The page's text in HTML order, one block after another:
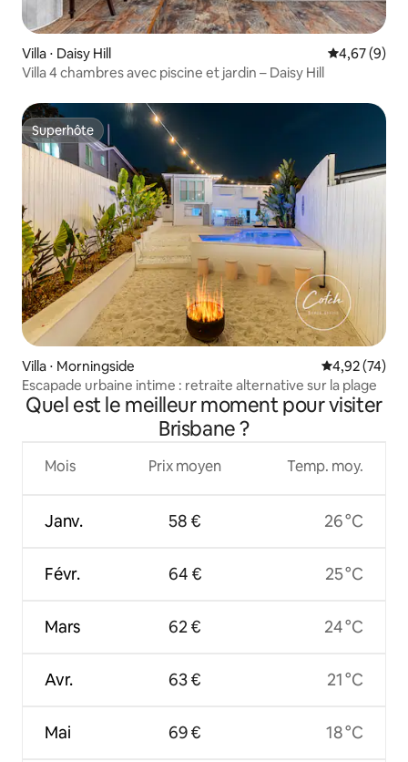
Villa ⋅ Daisy Hill Évaluation
4,67 (9)
Villa 4 chambres avec piscine et jardin – Daisy Hill
Superhôte
Superhôte
Villa ⋅ Morningside Évaluation
4,92 (74)
Escapade urbaine intime : retraite alternative sur la plage
Quel est le meilleur moment pour visiter
Brisbane ?
Mois
Janv.
Févr.
Mars
Avr.
Mai
Prix moyen
58 €
64 €
62 €
63 €
69 €
Temp. moy.
26 °C
25 °C
24 °C
21 °C
18 °C